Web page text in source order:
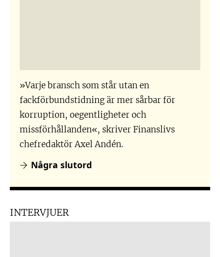
»Varje bransch som står utan en
fackförbundstidning är mer sårbar för
korruption, oegentligheter och
missförhållanden«, skriver Finanslivs
chefredaktör Axel Andén.
Några slutord
INTERVJUER